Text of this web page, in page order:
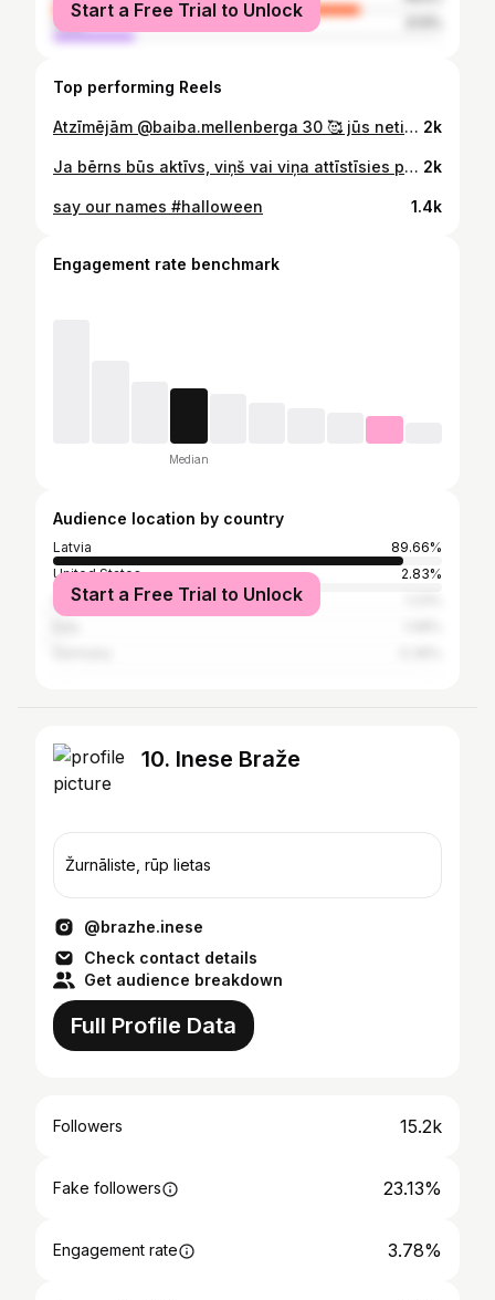
male
Start a Free Trial to Unlock
Top performing Reels
Atzīmējām @baiba.mellenberga 30 🥰 jūs neticēsiet, kam mēs izgājām cauri savos 20-ajos… ā, pag, liela daļa no tā ir youtube kanālā 🤯 crazy! 5 gadus ilgas attālinātas attiecības, karjeras maiņa, 2 bērni, mācības.. ir bijis.. jautri?! Paldies TEV, ka esi! 2k
Ja bērns būs aktīvs, viņš vai viņa attīstīsies pēc visām normas robežām arī bez specifiskām aktivitātēm, taču aizvien biežāk praksē (starp pieaugušajiem un jauniešiem) var novērot abdominālās muskulatūras hipotonusu un samazinātu aktivitāti - šeit būs jautrs veids, kā to aktivizēt caur spēli :) 2k
say our names #halloween 1.4k
Engagement rate benchmark
Median
Audience location by country
Latvia
89.66%
United States
2.83%
United Kingdom
Start a Free Trial to Unlock
10. Inese Braže
Žurnāliste, rūp lietas
@brazhe.inese
Check contact details
Get audience breakdown
Full Profile Data
Followers 15.2k
Fake followers 23.13%
Engagement rate 3.78%